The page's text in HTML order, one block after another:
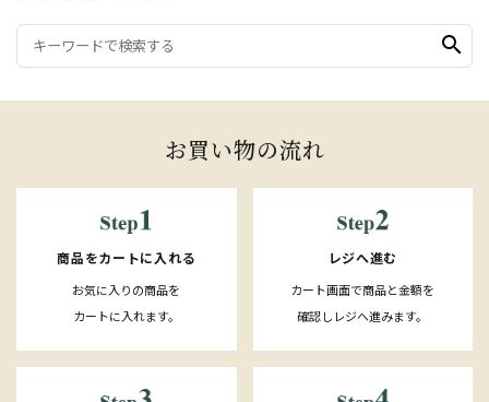
search
お買い物の流れ
商品をカートに入れる
お気に入りの商品を
カートに入れます。
レジへ進む
カート画面で商品と金額を
確認しレジへ進みます。